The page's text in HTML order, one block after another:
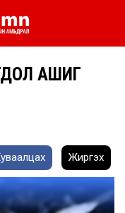
АШИГ
Жиргэх